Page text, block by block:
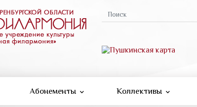
Форма
Абонементы Коллективы